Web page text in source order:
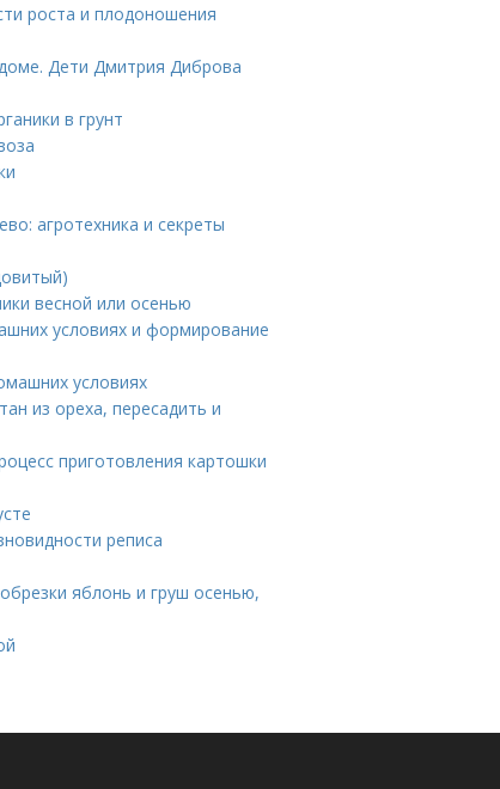
роста и плодоношения
Дети Дмитрия Диброва
в грунт
агротехника и секреты
весной или осенью
условиях и формирование
условиях
из ореха, пересадить и
приготовления картошки
реписа
яблонь и груш осенью,